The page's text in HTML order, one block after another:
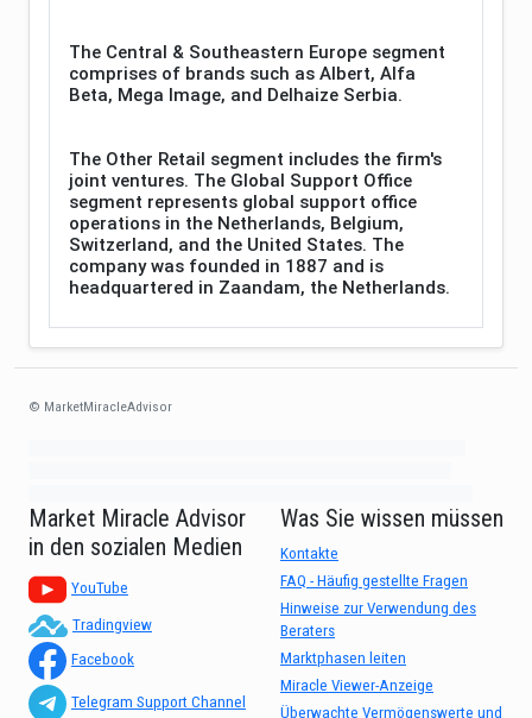
The Central & Southeastern Europe segment
comprises of brands such as Albert, Alfa
Beta, Mega Image, and Delhaize Serbia.
The Other Retail segment includes the firm's
joint ventures. The Global Support Office
segment represents global support office
operations in the Netherlands, Belgium,
Switzerland, and the United States. The
company was founded in 1887 and is
headquartered in Zaandam, the Netherlands.
© MarketMiracleAdvisor
Market Miracle Advisor
in den sozialen Medien
YouTube
Tradingview
Facebook
Telegram Support Channel
Was Sie wissen müssen
Kontakte
FAQ - Häufig gestellte Fragen
Hinweise zur Verwendung des
Beraters
Marktphasen leiten
Miracle Viewer-Anzeige
Überwachte Vermögenswerte und